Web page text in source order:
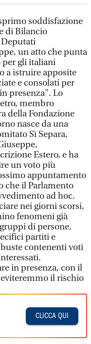
soddisfazione
di Bilancio
Deputati
un atto che punta
per gli italiani
a istruire apposite
e consolati per
presenza". Lo
membro
della Fondazione
nasce da una
Sì Separa,
Estero, e ha
un voto più
appuntamento
che il Parlamento
ad hoc.
nei giorni scorsi,
fenomeni già
di persone,
partiti e
contenenti voti
in presenza, con il
il rischio
CLICCA QUI